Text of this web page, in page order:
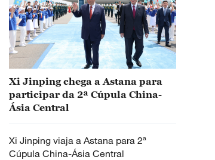
Xi Jinping chega a Astana para
participar da 2ª Cúpula China-
Ásia Central
Xi Jinping viaja a Astana para 2ª
Cúpula China-Ásia Central